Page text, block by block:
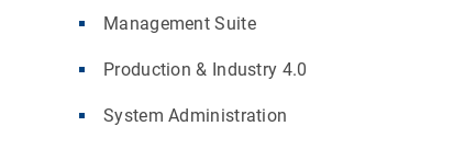
Management Suite
Production & Industry 4.0
System Administration